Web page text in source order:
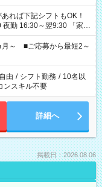
16:30～翌9:30 「家族
夕飯の準備がしたい」
ご希望を教えてください
計で週40時間を超える場
月～ ■ご応募から最短2～
由 / シフト勤務 / 10名以
ンスキル不要
詳細へ
掲載日：2026.08.06